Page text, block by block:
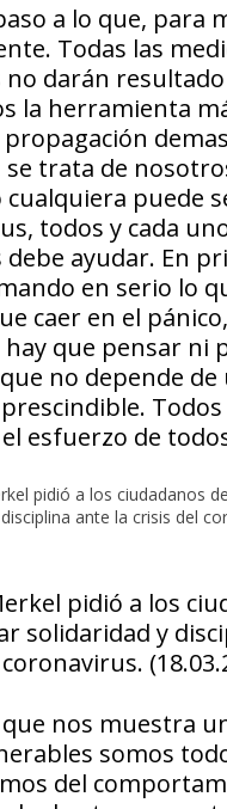
a lo que, para
Todas las
no darán
la herramienta
se trata de
cualquiera puede
todos y cada
ayudar. En
en serio lo
caer en el
que pensar ni
no depende de
esfuerzo de
pidió a los
solidaridad y
que nos muestra
somos
del